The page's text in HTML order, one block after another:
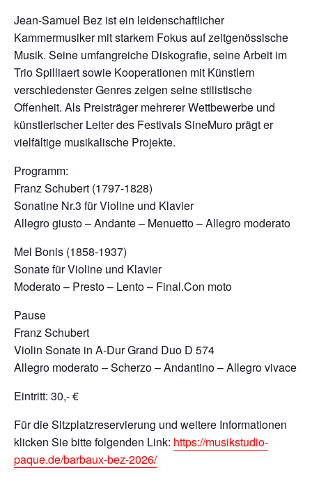
Jean‑Samuel Bez ist ein leidenschaftlicher
Kammermusiker mit starkem Fokus auf zeitgenössische
Musik. Seine umfangreiche Diskografie, seine Arbeit im
Trio Spilliaert sowie Kooperationen mit Künstlern
verschiedenster Genres zeigen seine stilistische
Offenheit. Als Preisträger mehrerer Wettbewerbe und
künstlerischer Leiter des Festivals SineMuro prägt er
vielfältige musikalische Projekte.
Programm:
Franz Schubert (1797-1828)
Sonatine Nr.3 für Violine und Klavier
Allegro giusto – Andante – Menuetto – Allegro moderato
Mel Bonis (1858-1937)
Sonate für Violine und Klavier
Moderato – Presto – Lento – Final.Con moto
Pause
Franz Schubert
Violin Sonate in A-Dur Grand Duo D 574
Allegro moderato – Scherzo – Andantino – Allegro vivace
Eintritt: 30,- €
Für die Sitzplatzreservierung und weitere Informationen
klicken Sie bitte folgenden Link: https://musikstudio-
paque.de/barbaux-bez-2026/